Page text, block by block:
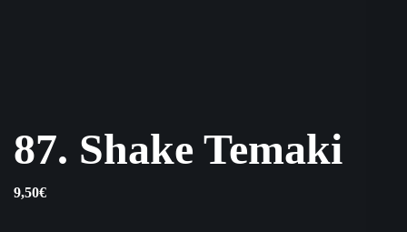
87. Shake Temaki
9,50€